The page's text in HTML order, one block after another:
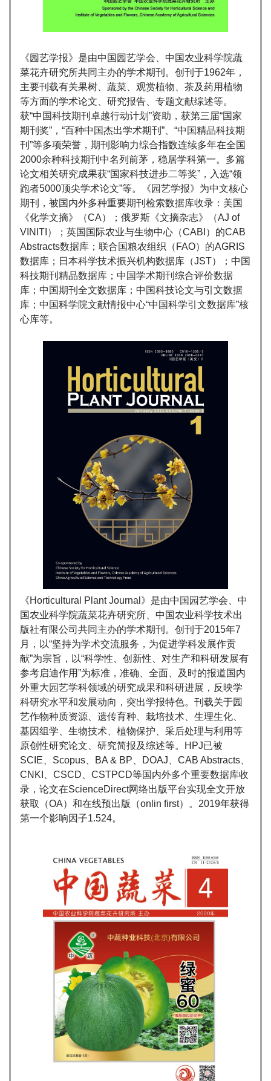
《园艺学报》是由中国园艺学会、中国农业科学院蔬
菜花卉研究所共同主办的学术期刊。创刊于1962年，
主要刊载有关果树、蔬菜、观赏植物、茶及药用植物
等方面的学术论文、研究报告、专题文献综述等。
获“中国科技期刊卓越行动计划”资助，获第三届“国家
期刊奖”，“百种中国杰出学术期刊”、“中国精品科技期
刊”等多项荣誉，期刊影响力综合指数连续多年在全国
2000余种科技期刊中名列前茅，稳居学科第一。多篇
论文相关研究成果获“国家科技进步二等奖”，入选“领
跑者5000顶尖学术论文”等。《园艺学报》为中文核心
期刊，被国内外多种重要期刊检索数据库收录：美国
《化学文摘》（CA）；俄罗斯《文摘杂志》（AJ of
VINITI）；英国国际农业与生物中心（CABI）的CAB
Abstracts数据库；联合国粮农组织（FAO）的AGRIS
数据库；日本科学技术振兴机构数据库（JST）；中国
科技期刊精品数据库；中国学术期刊综合评价数据
库；中国期刊全文数据库；中国科技论文与引文数据
库；中国科学院文献情报中心“中国科学引文数据库”核
心库等。
《Horticultural Plant Journal》是由中国园艺学会、中
国农业科学院蔬菜花卉研究所、中国农业科学技术出
版社有限公司共同主办的学术期刊。创刊于2015年7
月，以“坚持为学术交流服务，为促进学科发展作贡
献”为宗旨，以“科学性、创新性、对生产和科研发展有
参考启迪作用”为标准，准确、全面、及时的报道国内
外重大园艺学科领域的研究成果和科研进展，反映学
科研究水平和发展动向，突出学报特色。刊载关于园
艺作物种质资源、遗传育种、栽培技术、生理生化、
基因组学、生物技术、植物保护、采后处理与利用等
原创性研究论文、研究简报及综述等。HPJ已被
SCIE、Scopus、BA & BP、DOAJ、CAB Abstracts、
CNKI、CSCD、CSTPCD等国内外多个重要数据库收
录，论文在ScienceDirect网络出版平台实现全文开放
获取（OA）和在线预出版（onlin first）。2019年获得
第一个影响因子1.524。